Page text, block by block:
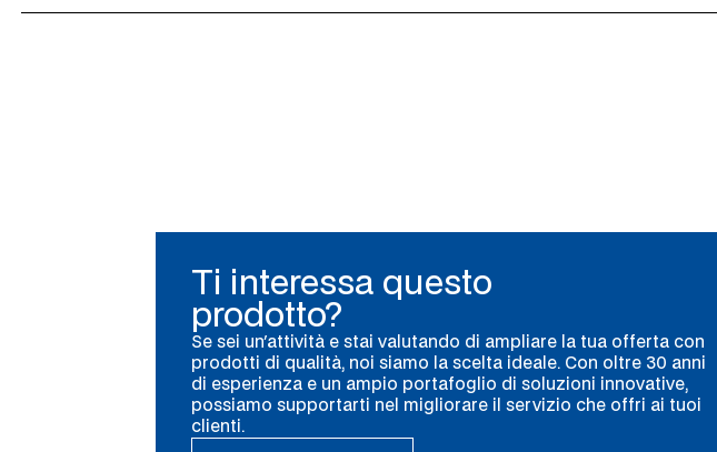
Ti interessa questo
prodotto?
Se sei un'attività e stai valutando di ampliare la tua offerta con
prodotti di qualità, noi siamo la scelta ideale. Con oltre 30 anni
di esperienza e un ampio portafoglio di soluzioni innovative,
possiamo supportarti nel migliorare il servizio che offri ai tuoi
clienti.